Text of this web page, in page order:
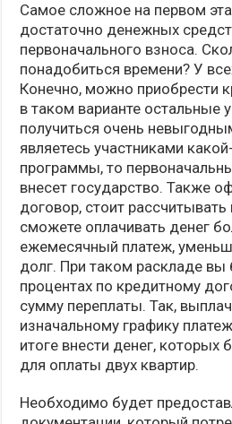
Самое сложное на первом
достаточно денежных
первоначального взноса.
понадобиться времени? У
Конечно, можно приобрести
в таком варианте остальные
получиться очень
являетесь участниками
программы, то
внесет государство. Также
договор, стоит рассчитывать
сможете оплачивать денег
ежемесячный платеж,
долг. При таком раскладе вы
процентах по кредитному
сумму переплаты. Так,
изначальному графику
итоге внести денег,
для оплаты двух квартир.
Необходимо будет